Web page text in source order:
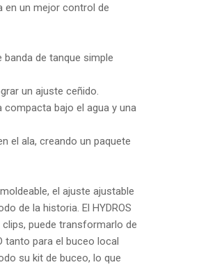
en un mejor control de
de tanque simple
un ajuste ceñido.
bajo el agua y una
el ala, creando un paquete
el ajuste ajustable
de la historia. El HYDROS
puede transformarlo de
tanto para el buceo local
su kit de buceo, lo que